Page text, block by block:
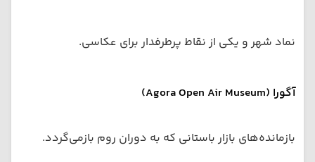
نماد شهر و یکی از نقاط پرطرفدار برای عکاسی.
آگورا (Agora Open Air Museum)
بازمانده‌های بازار باستانی که به دوران روم بازمی‌گردد.